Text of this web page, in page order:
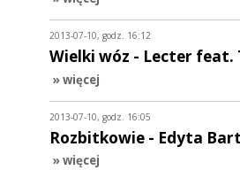
2013-07-10, godz. 16:12
Wielki wóz - Lecter feat.
» więcej
2013-07-10, godz. 16:05
Rozbitkowie - Edyta
» więcej